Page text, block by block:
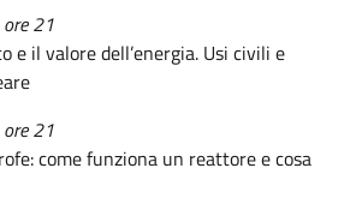
21
e il valore dell’energia. Usi civili e
21
come funziona un reattore e cosa